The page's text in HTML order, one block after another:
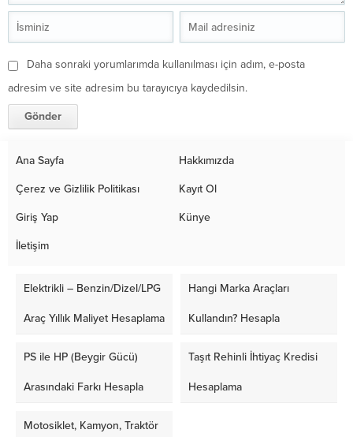
Daha sonraki yorumlarımda kullanılması için adım, e-posta
adresim ve site adresim bu tarayıcıya kaydedilsin.
Ana Sayfa Hakkımızda
Çerez ve Gizlilik Politikası Kayıt Ol
Giriş Yap Künye
İletişim
Elektrikli – Benzin/Dizel/LPG
Araç Yıllık Maliyet Hesaplama
Hangi Marka Araçları
Kullandın? Hesapla
PS ile HP (Beygir Gücü)
Arasındaki Farkı Hesapla
Taşıt Rehinli İhtiyaç Kredisi
Hesaplama
Motosiklet, Kamyon, Traktör